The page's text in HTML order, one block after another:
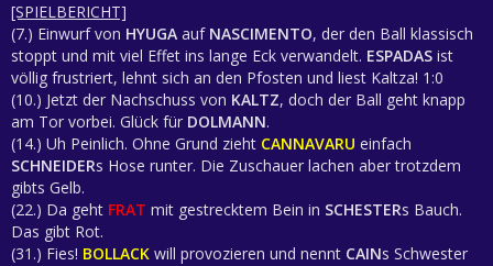
[SPIELBERICHT]
(7.) Einwurf von HYUGA auf NASCIMENTO, der den Ball klassisch
stoppt und mit viel Effet ins lange Eck verwandelt. ESPADAS ist
völlig frustriert, lehnt sich an den Pfosten und liest Kaltza! 1:0
(10.) Jetzt der Nachschuss von KALTZ, doch der Ball geht knapp
am Tor vorbei. Glück für DOLMANN.
(14.) Uh Peinlich. Ohne Grund zieht CANNAVARU einfach
SCHNEIDERs Hose runter. Die Zuschauer lachen aber trotzdem
gibts Gelb.
(22.) Da geht FRAT mit gestrecktem Bein in SCHESTERs Bauch.
Das gibt Rot.
(31.) Fies! BOLLACK will provozieren und nennt CAINs Schwester